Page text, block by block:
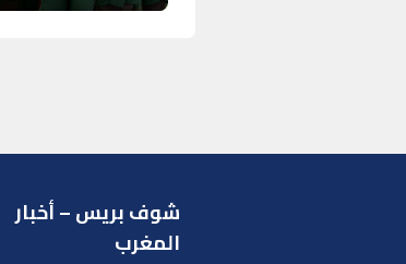
شوف بريس – أخبار
المغرب